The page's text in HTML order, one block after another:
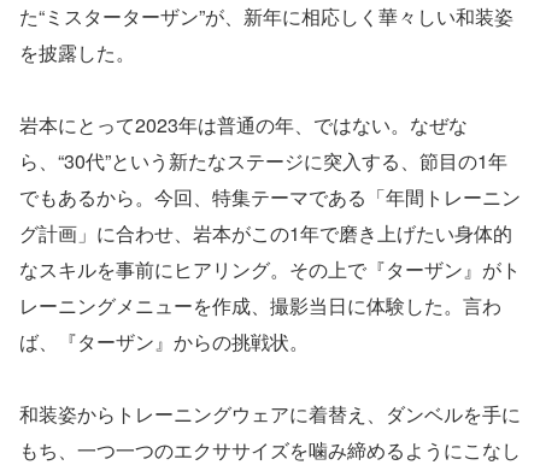
た“ミスターターザン”が、新年に相応しく華々しい和装姿
を披露した。
岩本にとって2023年は普通の年、ではない。なぜな
ら、“30代”という新たなステージに突入する、節目の1年
でもあるから。今回、特集テーマである「年間トレーニン
グ計画」に合わせ、岩本がこの1年で磨き上げたい身体的
なスキルを事前にヒアリング。その上で『ターザン』がト
レーニングメニューを作成、撮影当日に体験した。言わ
ば、『ターザン』からの挑戦状。
和装姿からトレーニングウェアに着替え、ダンベルを手に
もち、一つ一つのエクササイズを噛み締めるようにこなし